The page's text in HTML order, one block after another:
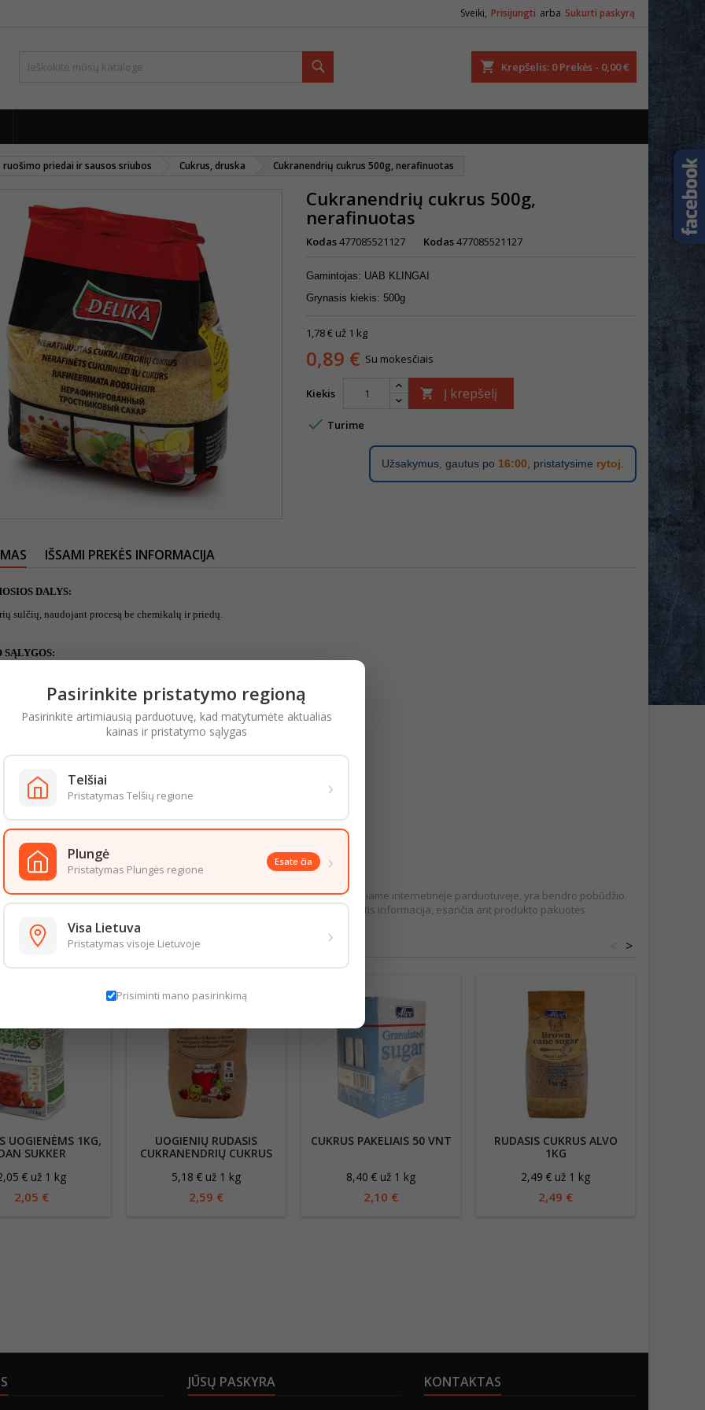
Sveiki, Prisijungti arba Sukurti paskyrą
Krepšelis 0 Prekės - 0,00 €
ruošimo priedai ir sausos sriubos Cukrus, druska Cukranendrių cukrus 500g, nerafinuotas
Cukranendrių cukrus 500g,
nerafinuotas
Kodas477085521127 Kodas477085521127
Gamintojas: UAB KLINGAI
Grynasis kiekis: 500g
1,78 € už 1 kg
0,89 € Su mokesčiais
Kiekis  Į krepšelį
 Turime
Užsakymus, gautus po 16:00 , pristatysime rytoj
IŠSAMI PREKĖS INFORMACIJA
DALYS:
sulčių, naudojant procesą be chemikalų ir priedų.
vėsioje vietoje.
VERTĖ (100G)
1683kJ/396kcal
riebalų rūgščių 0g
99g
99g
gali šiek tiek skirtis nuo pateiktos nuotraukoje. Informacija, kurią pateikiame internetinėje parduotuvėje, yra bendro pobūdžio.
informacija pateikiama ant produkto pakuotės. Rekomenduojame vadovautis informacija, esančia ant produkto pakuotės.
TOJE PAČIOJE KATEGORIJOJE: >
UOGIENĖMS 1KG,
SUKKER
€ už 1 kg
2,05 €
UOGIENIŲ RUDASIS
CUKRANENDRIŲ CUKRUS
5,18 € už 1 kg
2,59 €
CUKRUS PAKELIAIS 50 VNT
8,40 € už 1 kg
2,10 €
RUDASIS CUKRUS ALVO
1KG
2,49 € už 1 kg
2,49 €
JŪSŲ PASKYRA KONTAKTAS
Pasirinkite pristatymo regioną
Pasirinkite artimiausią parduotuvę, kad matytumėte aktualias
kainas ir pristatymo sąlygas
Telšiai
Pristatymas Telšių regione ›
Plungė
Pristatymas Plungės regione
Esate čia ›
Visa Lietuva
Pristatymas visoje Lietuvoje ›
Prisiminti mano pasirinkimą